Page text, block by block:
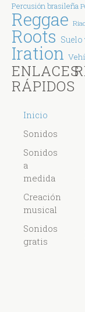
Percusión brasileña
Reggae
Roots Suelo
Iration
ENLACES
RÁPIDOS
Inicio
Sonidos
Sonidos
a
medida
Creación
musical
Sonidos
gratis